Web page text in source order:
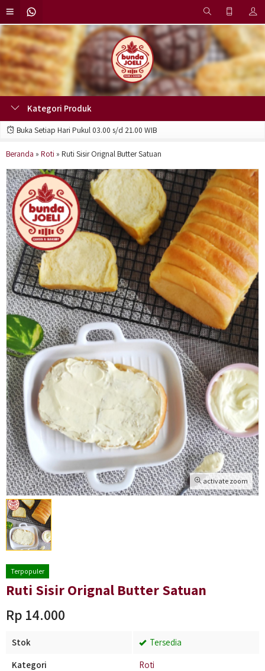
Kategori Produk
Buka Setiap Hari Pukul 03.00 s/d 21.00 WIB
Beranda » Roti » Ruti Sisir Orignal Butter Satuan
activate zoom
Terpopuler
Ruti Sisir Orignal Butter Satuan
Rp 14.000
Stok
Tersedia
Kategori
Roti